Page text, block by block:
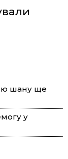
шану ще
у